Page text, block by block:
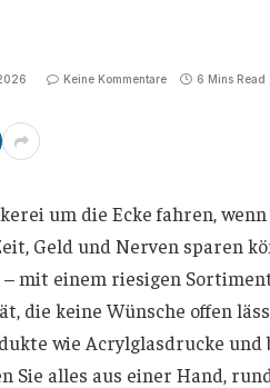
Keine Kommentare 6 Mins Read
um die Ecke fahren,
Geld und Nerven sparen
mit einem riesigen
die keine Wünsche offen
wie Acrylglasdrucke
Sie alles aus einer Hand,